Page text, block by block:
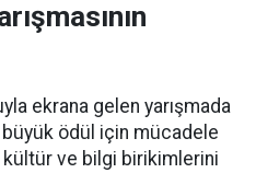
ekrana gelen yarışmada
büyük ödül için mücadele
kültür ve bilgi birikimlerini